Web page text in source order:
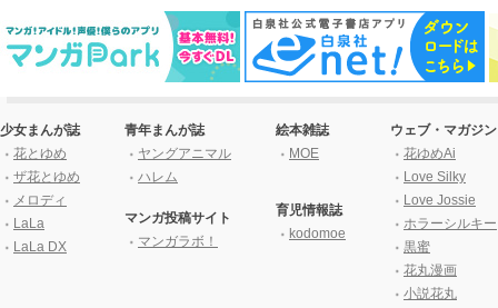
少女まんが誌
花とゆめ
ザ花とゆめ
メロディ
LaLa
LaLa DX
青年まんが誌
ヤングアニマル
ハレム
マンガ投稿サイト
マンガラボ！
絵本雑誌
MOE
育児情報誌
kodomoe
ウェブ・マガジン
花ゆめAi
Love Silky
Love Jossie
ホラーシルキー
黒蜜
花丸漫画
小説花丸